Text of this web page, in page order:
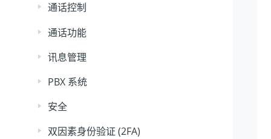
通话控制
通话功能
讯息管理
PBX 系统
安全
双因素身份验证 (2FA)